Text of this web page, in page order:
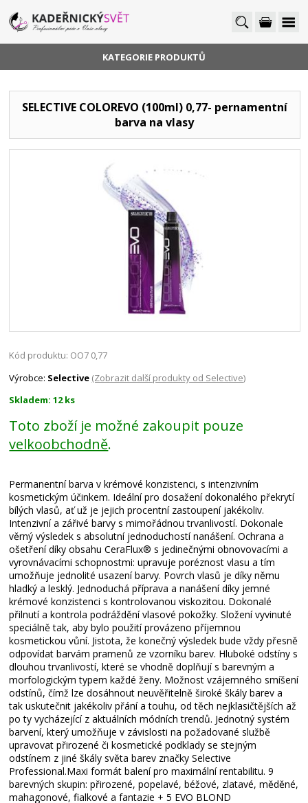
KATEGORIE PRODUKTŮ
SELECTIVE COLOREVO (100ml) 0,77- pernamentní
barva na vlasy
Kód produktu: OO7 0,77
Výrobce: Selective (Zobrazit další produkty od Selective)
Skladem: 12 ks
Toto zboží je možné zakoupit pouze
velkoobchodně.
Permanentní barva v krémové konzistenci, s intenzivním
kosmetickým účinkem. Ideální pro dosažení dokonalého překrytí
bílých vlasů, ať už je jejich procentní zastoupení jakékoliv.
Intenzivní a zářivé barvy s mimořádnou trvanlivostí. Dokonale
věrný výsledek s absolutní jednoduchostí nanášení. Ochrana a
ošetření díky obsahu CeraFlux® s jedinečnými obnovovacími a
vyrovnávacími schopnostmi: upravuje poréznost vlasu a tím
umožňuje jednolité usazení barvy. Povrch vlasů je díky němu
hladký a lesklý. Jednoduchá příprava a nanášení díky jemné
krémové konzistenci s kontrolovanou viskozitou. Dokonalé
přilnutí a kontrola podráždění vlasové pokožky. Složení vyvinuté
speciálně tak, aby bylo použití provázeno příjemnou
kosmetickou vůní. Jistota, že konečný výsledek bude vždy přesně
odpovídat barvám pramenů ze vzorníku barev. Hluboké odstíny s
dlouhou trvanlivostí, které se vhodně doplňují s barevným a
morfologickým typem každé ženy. Možnost vzájemného smíšení
odstínů, čímž lze dosáhnout neuvěřitelně široké škály barev a
tak uskutečnit jakékoliv přání a touhu, od těch nejklasičtějších až
po ty vycházející z aktuálních módních trendů. Jednotný systém
barvení, který umožňuje v závislosti na požadované službě
upravovat přirozené či kosmetické podklady se stejným
odstínem z jiné škály světa barev značky Selective
Professional.Maxi formát balení pro maximální rentabilitu. 9
barevných skupin: přirozené, popelavé, béžové, zlatavé, měděné,
mahagonové, fialkové a fantazie + 5 EVO BLOND